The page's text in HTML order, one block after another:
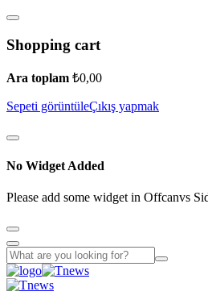
Shopping cart
Ara toplam ₺0,00
Sepeti görüntüleÇıkış yapmak
No Widget Added
Please add some widget in Offcanvs